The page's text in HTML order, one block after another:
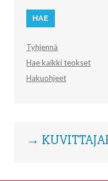
Tyhjennä
Hae kaikki teokset
Hakuohjeet
→